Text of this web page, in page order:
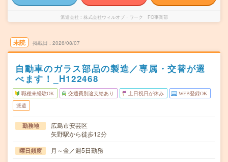
派遣会社 株式会社ウィルオブ・ワーク FO事業部
未読 掲載日 2026/08/07
自動車のガラス部品の製造／専属・交替が選
べます！_H122468
職種未経験OK 交通費別途支給あり 土日祝日が休み WEB登録OK
派遣
勤務地
広島市安芸区
矢野駅から徒歩12分
曜日頻度 月～金／週5日勤務